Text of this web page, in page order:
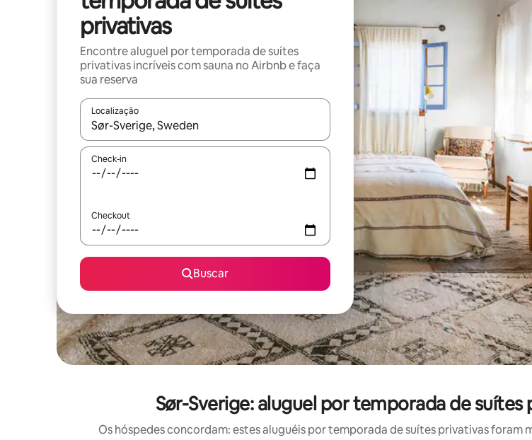
privativas
Encontre aluguel por temporada de suítes
privativas incríveis com sauna no Airbnb e faça
sua reserva
Localização
Quando os resultados estiverem disponíveis, explore-os usando as seta para cima e para baixo
Check-in
Checkout
Buscar
Sør-Sverige: aluguel por temporada de
Os hóspedes concordam: estes aluguéis por temporada de suítes privativas foram